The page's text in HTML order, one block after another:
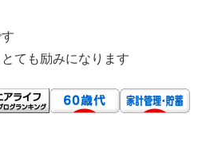
ても励みになります